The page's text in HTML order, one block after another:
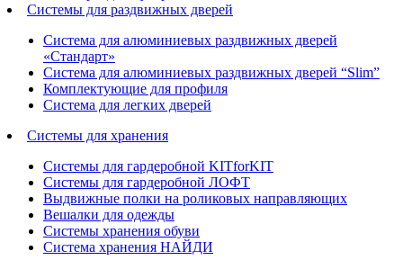
Системы для раздвижных дверей
Система для алюминиевых раздвижных дверей
«Стандарт»
Система для алюминиевых раздвижных дверей “Slim”
Комплектующие для профиля
Система для легких дверей
Системы для хранения
Системы для гардеробной KITforKIT
Системы для гардеробной ЛОФТ
Выдвижные полки на роликовых направляющих
Вешалки для одежды
Системы хранения обуви
Система хранения НАЙДИ